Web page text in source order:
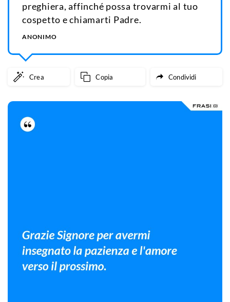
preghiera, affinché possa trovarmi al tuo
cospetto e chiamarti Padre.
ANONIMO
Crea Copia Condividi